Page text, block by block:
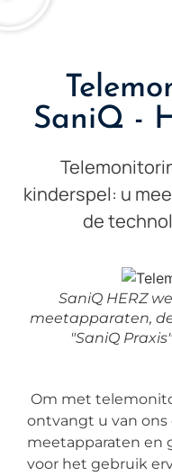
SaniQ -
kinderspel: u
de
SaniQ HERZ
meetapparaten,
"SaniQ
Om met
ontvangt u van
meetapparaten en
voor het gebruik